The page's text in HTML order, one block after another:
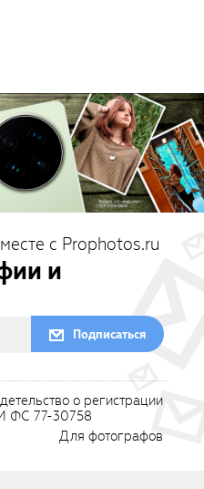
с Prophotos.ru
и
Подписаться
о регистрации
ФС 77-30758
Для фотографов